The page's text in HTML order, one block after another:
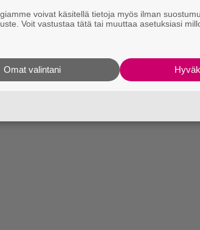
City -festivaalikiertue järjestetään
Kouvolassa, Valkeakoskella,
Keravalla, Jyväskylässä
alta.
voivat käsitellä tietoja myös ilman
Voit vastustaa tätä tai muuttaa asetuksiasi
Omat valintani